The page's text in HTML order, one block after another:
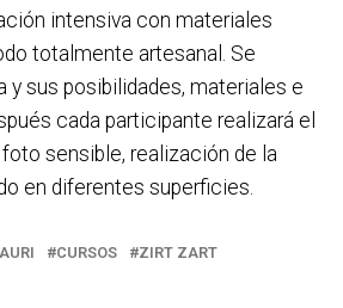
intensiva con materiales
totalmente artesanal. Se
y sus posibilidades, materiales e
cada participante realizará el
sensible, realización de la
en diferentes superficies.
CURSOS ZIRT ZART